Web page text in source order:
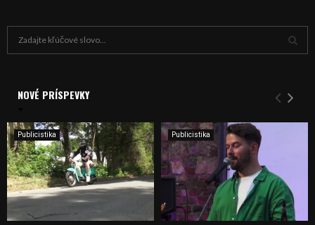
i
e
:
Y
H
D
NOVÉ PRÍSPEVKY
Publicistika Publicistika